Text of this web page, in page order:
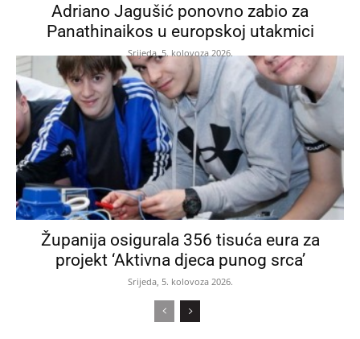
Adriano Jagušić ponovno zabio za
Panathinaikos u europskoj utakmici
Srijeda, 5. kolovoza 2026.
Županija osigurala 356 tisuća eura za
projekt ‘Aktivna djeca punog srca’
Srijeda, 5. kolovoza 2026.